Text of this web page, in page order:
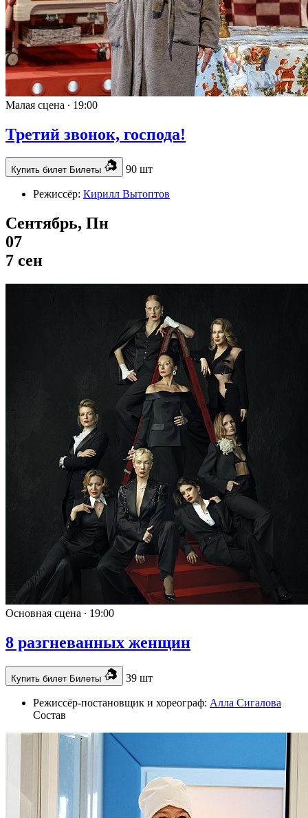
Малая сцена ∙ 19:00
Третий звонок, господа!
Купить билет Билеты 90 шт
Режиссёр: Кирилл Вытоптов
Сентябрь, Пн
07
7 сен
Основная сцена ∙ 19:00
8 разгневанных женщин
Купить билет Билеты 39 шт
Режиссёр-постановщик и хореограф: Алла Сигалова
Состав